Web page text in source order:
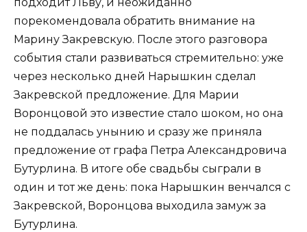
порекомендовала обратить внимание на
Марину Закревскую. После этого разговора
события стали развиваться стремительно: уже
через несколько дней Нарышкин сделал
Закревской предложение. Для Марии
Воронцовой это известие стало шоком, но она
не поддалась унынию и сразу же приняла
предложение от графа Петра Александровича
Бутурлина. В итоге обе свадьбы сыграли в
один и тот же день: пока Нарышкин венчался с
Закревской, Воронцова выходила замуж за
Бутурлина.